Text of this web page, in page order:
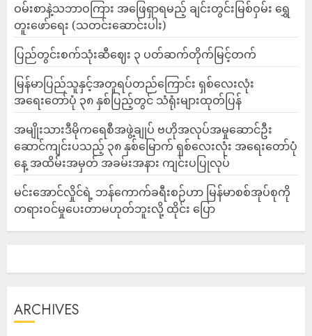
ဝမ်းစာနဲ့သဘာဝကြား အဖြေရှာရမည့် ချင်းတွင်းမြစ်ဝှမ်း ရွှေ
တူးဖော်ရေး (သတင်းဆောင်းပါး)
ပြည်တွင်းစက်သုံးဆီဈေး ၃ ပတ်ဆက်တိုက်မြင့်တက်
မြန်မာပြည်သူနှင့်အတူရပ်တည်ကြောင်း ရှစ်လေးလုံး
အရေးတော်ပုံ ၃၈ နှစ်ပြည့်တွင် သံရုံးများထုတ်ပြန်
အမျိုးသားဒီမိုကရေစီအဖွဲ့ချုပ် ဗဟိုအလုပ်အမှုဆောင်ဦး
ဆောင်ကျင်းပသည့် ၃၈ နှစ်မြောက် ရှစ်လေးလုံး အရေးတော်ပုံ
နေ့ အထိမ်းအမှတ် အခမ်းအနား ကျင်းပပြုလုပ်
မင်းအောင်လှိုင်ရဲ့ ဘန်ကောက်ခရီးစဉ်ဟာ မြန်မာစစ်အုပ်စုကို
တရားဝင်မှုပေးတာမဟုတ်ဘူးလို့ ထိုင်း ပြော
ARCHIVES